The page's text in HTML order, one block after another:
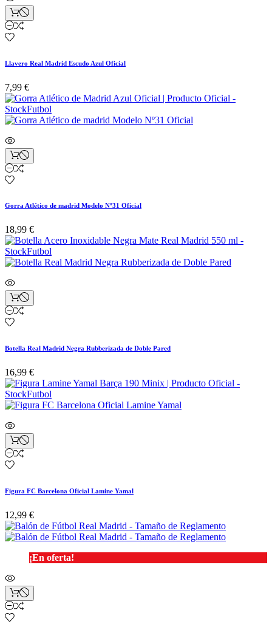
Llavero Real Madrid Escudo Azul Oficial
7,99 €
Gorra Atlético de madrid Modelo Nº31 Oficial
18,99 €
Botella Real Madrid Negra Rubberizada de Doble Pared
16,99 €
Figura FC Barcelona Oficial Lamine Yamal
12,99 €
¡En oferta!